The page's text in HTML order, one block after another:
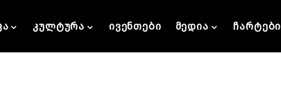
კულტურა ივენთები მედია ჩარტები